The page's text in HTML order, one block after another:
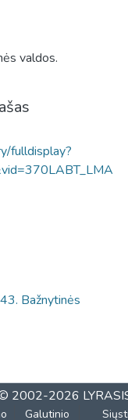
valdos.
fulldisplay?
Bažnytinės
2002-2026
Galutinio